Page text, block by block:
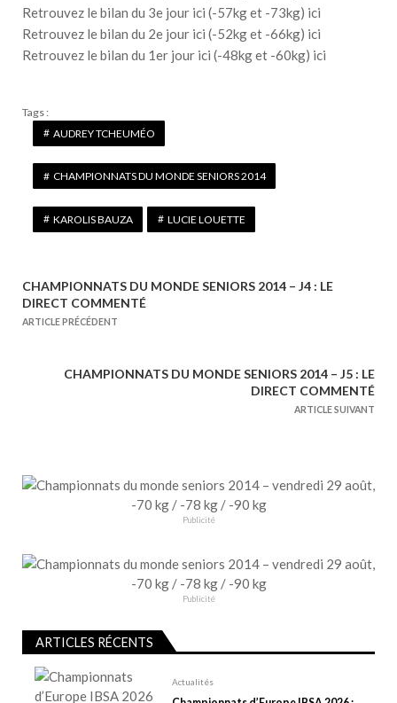
Retrouvez le bilan du 3e jour ici (-57kg et -73kg) ici
Retrouvez le bilan du 2e jour ici (-52kg et -66kg) ici
Retrouvez le bilan du 1er jour ici (-48kg et -60kg) ici
Tags :
AUDREY TCHEUMÉO
CHAMPIONNATS DU MONDE SENIORS 2014
KAROLIS BAUZA LUCIE LOUETTE
N
a
o
e
a
CHAMPIONNATS DU MONDE SENIORS 2014 – J4 : LE
DIRECT COMMENTÉ
ARTICLE PRÉCÉDENT
CHAMPIONNATS DU MONDE SENIORS 2014 – J5 : LE
DIRECT COMMENTÉ
ARTICLE SUIVANT
Publicité
Publicité
ARTICLES RÉCENTS
Actualités